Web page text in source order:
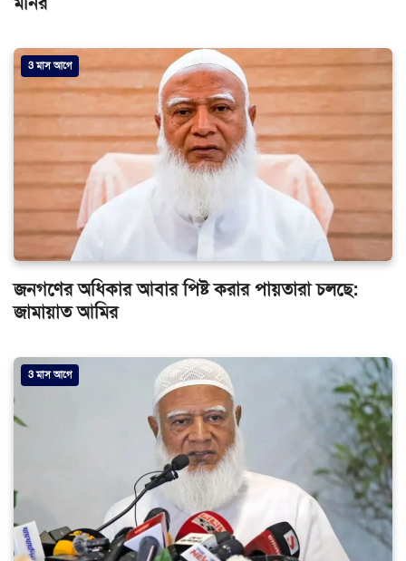
3 মাস আগে
জনগণের অধিকার আবার পিষ্ট করার পায়তারা চলছে:
জামায়াত আমির
3 মাস আগে